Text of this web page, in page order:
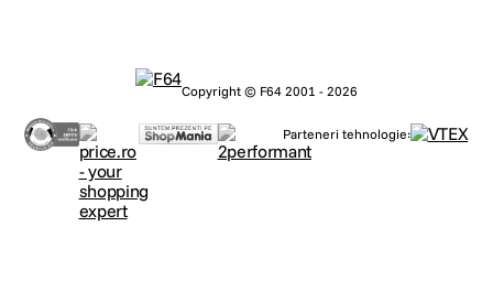
Copyright © F64 2001 - 2026
Parteneri tehnologie: